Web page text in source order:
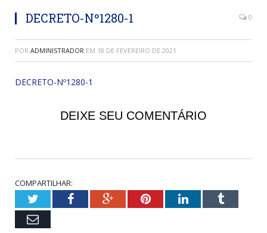
DECRETO-Nº1280-1 0
POR ADMINISTRADOR EM 18 DE FEVEREIRO DE 2021
DECRETO-Nº1280-1
DEIXE SEU COMENTÁRIO
COMPARTILHAR:
TwitterFacebookGoogle+PinterestLinkedInTumblr
Email